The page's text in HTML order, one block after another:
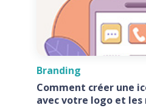
Branding
Comment créer une
avec votre logo et